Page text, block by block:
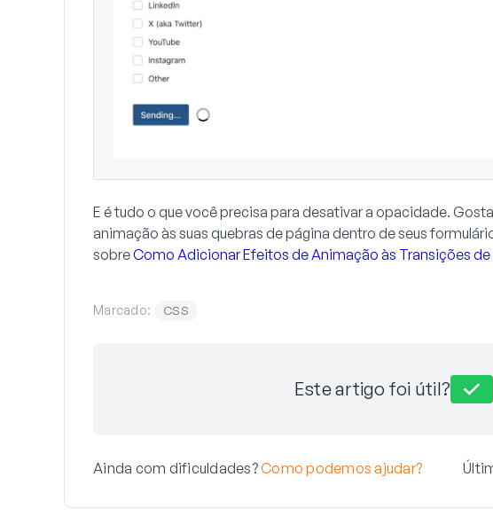
E é tudo o que você precisa para desativar a opacidade.
animação às suas quebras de página dentro de seus
sobreComo Adicionar Efeitos de Animação às Transições de
Marcado: CSS
Este artigo foi útil?
Ainda com dificuldades?Como podemos ajudar?